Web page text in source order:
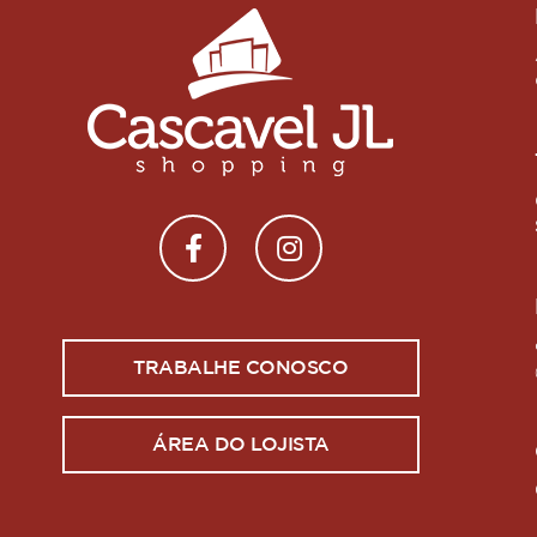
TRABALHE CONOSCO
ÁREA DO LOJISTA